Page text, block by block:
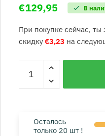
€129,95 В
При покупке сейчас, ты
скидку €3,23 на
Осталось
только 20 шт !